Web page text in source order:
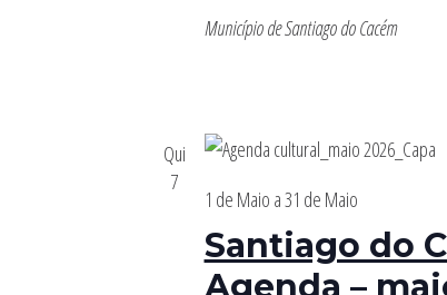
Município de Santiago do Cacém
Qui
7
Santiago do
Agenda –
1 de Maio a31 de Maio